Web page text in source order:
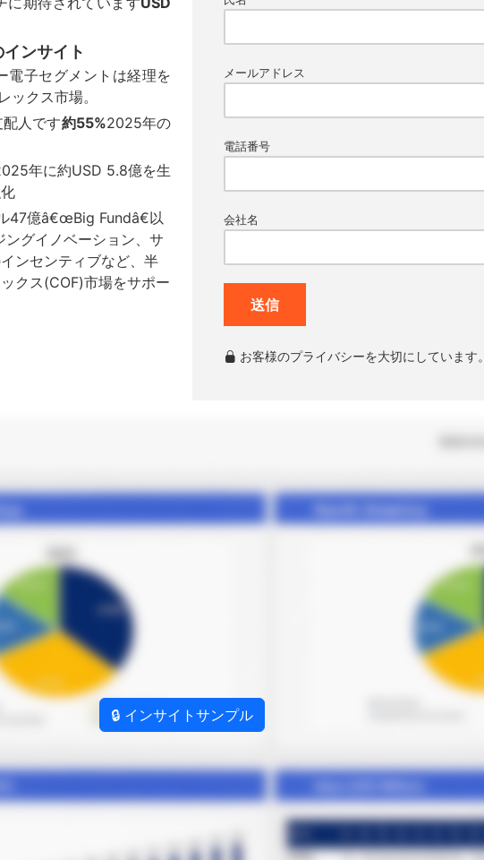
ンサイト
電子セグメントは経理を
クス市場。
人です約55%2025年の
年に約USD 5.8億を生
47億â€œBig Fundâ€以
ングイノベーション、サ
ンセンティブなど、半
クス(COF)市場をサポー
メールアドレス
電話番号
会社名
送信
お客様のプライバシーを大切にしています。
🔒 インサイトサンプル